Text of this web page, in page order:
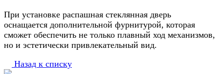
При установке распашная стеклянная дверь
оснащается дополнительной фурнитурой, которая
сможет обеспечить не только плавный ход механизмов,
но и эстетически привлекательный вид.
Назад к списку